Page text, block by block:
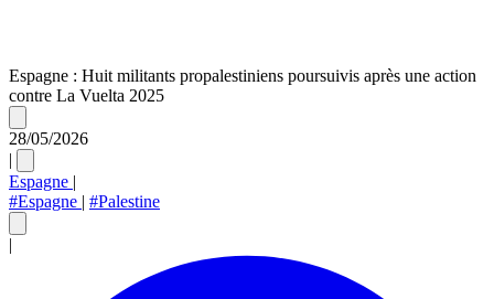
Espagne : Huit militants propalestiniens poursuivis après une action
contre La Vuelta 2025
28/05/2026
|
Espagne |
#Espagne | #Palestine
|